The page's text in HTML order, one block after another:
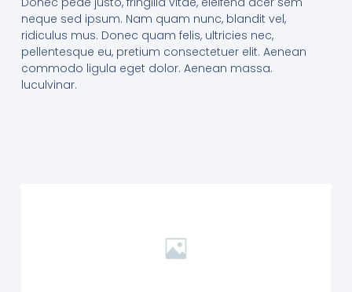
neque sed ipsum. Nam quam nunc, blandit vel,
ridiculus mus. Donec quam felis, ultricies nec,
pellentesque eu, pretium consectetuer elit. Aenean
commodo ligula eget dolor. Aenean massa.
luculvinar.